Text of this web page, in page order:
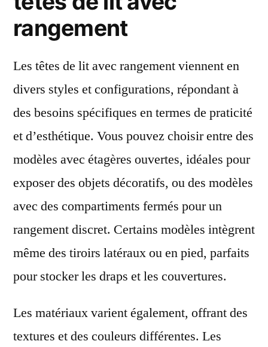
rangement
Les têtes de lit avec rangement viennent en
divers styles et configurations, répondant à
des besoins spécifiques en termes de praticité
et d’esthétique. Vous pouvez choisir entre des
modèles avec étagères ouvertes, idéales pour
exposer des objets décoratifs, ou des modèles
avec des compartiments fermés pour un
rangement discret. Certains modèles intègrent
même des tiroirs latéraux ou en pied, parfaits
pour stocker les draps et les couvertures.
Les matériaux varient également, offrant des
textures et des couleurs différentes. Les